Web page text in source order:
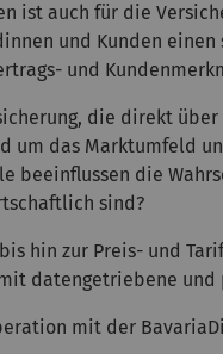
ist auch für die
und Kunden
und
die direkt
um das Marktumfeld
beeinflussen die
sind?
hin zur Preis- und
datengetriebene und
mit der